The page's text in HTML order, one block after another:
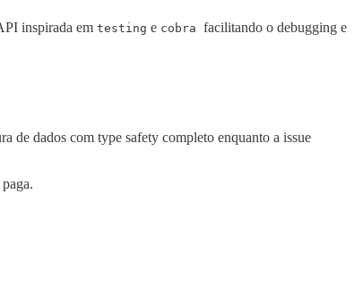
inspirada em testing e cobra facilitando o debugging e
de dados com type safety completo enquanto a issue